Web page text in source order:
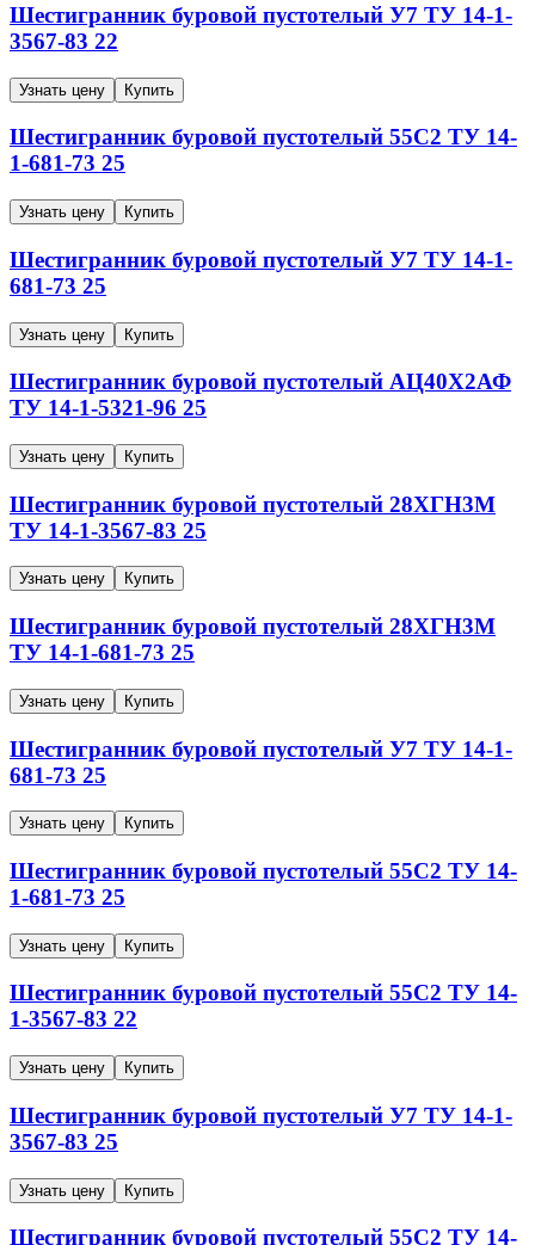
Шестигранник буровой пустотелый У7 ТУ 14-1-
3567-83 22
Узнать цену Купить
Шестигранник буровой пустотелый 55С2 ТУ 14-
1-681-73 25
Узнать цену Купить
Шестигранник буровой пустотелый У7 ТУ 14-1-
681-73 25
Узнать цену Купить
Шестигранник буровой пустотелый АЦ40Х2АФ
ТУ 14-1-5321-96 25
Узнать цену Купить
Шестигранник буровой пустотелый 28ХГН3М
ТУ 14-1-3567-83 25
Узнать цену Купить
Шестигранник буровой пустотелый 28ХГН3М
ТУ 14-1-681-73 25
Узнать цену Купить
Шестигранник буровой пустотелый У7 ТУ 14-1-
681-73 25
Узнать цену Купить
Шестигранник буровой пустотелый 55С2 ТУ 14-
1-681-73 25
Узнать цену Купить
Шестигранник буровой пустотелый 55С2 ТУ 14-
1-3567-83 22
Узнать цену Купить
Шестигранник буровой пустотелый У7 ТУ 14-1-
3567-83 25
Узнать цену Купить
Шестигранник буровой пустотелый 55С2 ТУ 14-